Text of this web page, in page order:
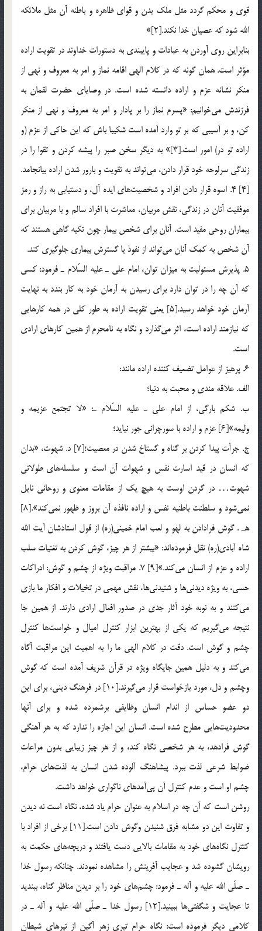
قوي و محكم گردد مثل ملك بدن و قواي ظاهره و باطنه آن مثل ملائكه
الله شود كه عصيان خدا نكند.[2]»
بنابراين روي آوردن به عبادات و پايبندي به دستورات خداوند در تقويت اراده
مؤثر است. همان گونه كه در كلام الهي اقامه نماز و امر به معروف و نهي از
منكر نشانه عزم و اراده دانسته شده است. در وصاياي حضرت لقمان به
فرزندش مي‌خوانيم: «پسرم نماز را بر پادار و امر به معروف و نهي از منكر
كن، و بر آسيبي كه بر تو وارد آمده است شكيبا باش كه اين حاكي از عزم (و
اراده تو در) امور است.[3]» به ديگر سخن صبر را پيشه كردن و تقوا را در
زندگي سرلوحه خود قرار دادن، مي‌تواند به تقويت و بارور شدن اراده بيانجامد.
[4] 4. اسوه قرار دادن افراد و شخصيت‌هاي ايده آل، و دستيابي به راز و رمز
موفقيت آنان در زندگي، نقش مربيان، معاشرت با افراد سالم و با مربيان براي
بيماران روحي مفيد است. آنان براي شخص بيمار چون تكيه گاهي هستند كه
آن شخص به كمك آنان مي‌تواند از نفوذ يا گسترش بيماري جلوگيري كند.
5. پذيرش مسئوليت به ميزان توان، امام علي ـ عليه السّلام ـ فرمود: كسي
كه آن چه را در توان دارد براي رسيدن به آرمان خود به كار بندد به نهايت
آرمان خود خواهد رسيد.[5] يعني تقويت اراده به طور كلي در همه كارهايي
كه نيازمند اراده است، اثر مي‌گذارد و نگاه به نامحرم از همين كارهاي ارادي
است.
6. پرهيز از عوامل تضعيف كننده اراده مانند:
الف. علاقه مندي و محبت به دنيا؛
ب. شكم بارگي، از امام علي ـ عليه السّلام ـ: «لا تجتمع عزيمه و
وليمه»[6] عزم و اراده با سورچراني جور نيايد؛
ج. جرأت پيدا كردن بر گناه و گستاخ شدن در معصيت؛[7] د. شهوت، «بدان
كه انسان در قيد اسارت نفس و شهوات آن است و سلسله‌هاي طولاني
شهوت… در گردن اوست به هيچ يك از مقامات معنوي و روحاني نايل
نمي‌شود و سلطنت باطنيه نفس و اراده نافذه آن بروز و ظهور نمي‌كند».[8]
هـ . گوش فرادادن به لهو و لعب امام خميني(ره) از قول استادشان آيت الله
شاه آبادي(ره) نقل فرموده‌اند: «بيشتر از هر چيز، گوش كردن به تغنيات سلب
اراده و عزم از انسان مي‌كند.»[9] 7. مراقبت ويژه از چشم و گوش: ادراكات
حسي، به ويژه ديدني‌ها و شنيدني‌ها، نقش مهمي در تخيلات و افكار ما بازي
مي‌كنند و به نوبه خود آثار جدي در صدور افعال ارادي دارند. از همين جا
نتيجه مي‌گيريم كه يكي از بهترين ابزار كنترل اميال و خواست‌ها كنترل
چشم و گوش است. دقت در كلام الهي ما را به اهميت اين مراقبت آگاه
مي‌كند و به دليل همين جايگاه ويژه در قرآن شريف آمده است كه گوش
وچشم و دل، مورد بازخواست قرار مي‌گيرند.[10] در فرهنگ ديني، براي اين
دو عضو حساس از اندام انسان وظايفي برشمرده شده و براي آنها
محدوديت‌هايي مطرح شده است. انسان اين اجازه را ندارد كه به هر آهنگي
گوش فرادهد، به هر شخصي نگاه كند، و از هر چيز زيبايي بدون مراعات
ضوابط شرعي لذت ببرد. پيشاهنگ آلوده شدن انسان به لذت‌هاي حرام،
چشم او است و عدم كنترل آن پي‌آمدهاي ناگواري خواهد داشت.
روشن است كه آن چه در اسلام به عنوان حرام ياد شده، نگاه است نه ديدن
و تفاوت اين دو مشابه فرق شنيدن وگوش دادن است.[11] برخي از افراد با
كنترل نگاه‌هاي خود به مقامات بالايي دست يافتند و دريچه‌هاي حكمت به
رويشان گشوده شد و عجايب آفرينش را مشاهده نمودند. چنانكه رسول خدا
ـ صلّي الله عليه و آله ـ فرمود: چشم‌هاي خود را بر ديدن مناظر گناه، ببنديد
تا عجايت و شگفتي‌ها ببينيد.[12] رسول خدا ـ صلّي الله عليه و آله ـ در
كلامي ديگر فرموده است: نگاه حرام تيري زهر آگين از تيرهاي شيطان